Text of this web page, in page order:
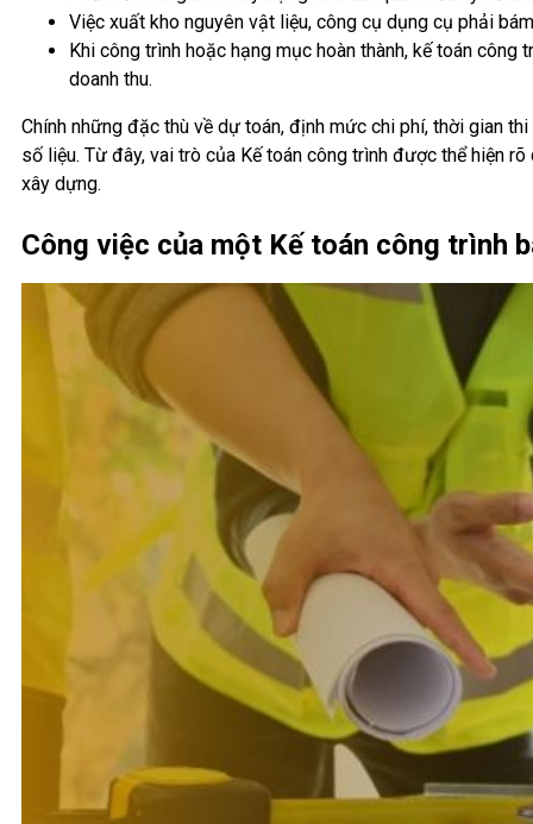
Việc xuất kho nguyên vật liệu, công cụ dụng cụ phải
Khi công trình hoặc hạng mục hoàn thành, kế toán
doanh thu.
Chính những đặc thù về dự toán, định mức chi phí, thời gian
số liệu. Từ đây, vai trò của Kế toán công trình được thể hiện
xây dựng.
Công việc của một Kế toán công trình